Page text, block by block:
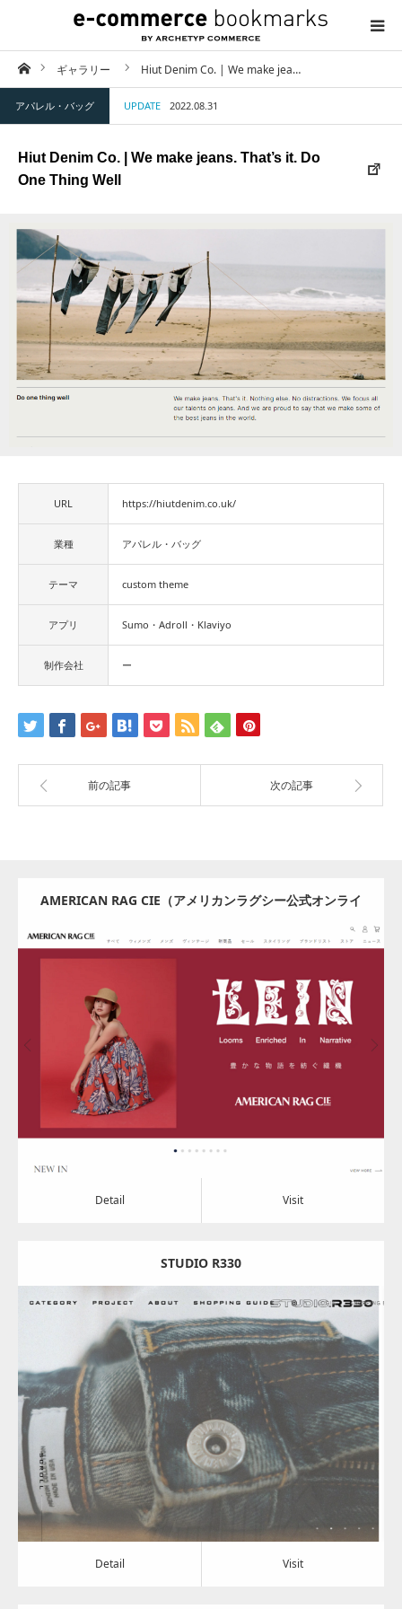
ホームギャラリー Hiut Denim Co. | We make jea…
アパレル・バッグ UPDATE 2022.08.31
Hiut Denim Co. | We make jeans. That’s it. Do
One Thing Well
URL https://hiutdenim.co.uk/
業種 アパレル・バッグ
テーマ custom theme
アプリ Sumo・Adroll・Klaviyo
制作会社 ー
前の記事 次の記事
AMERICAN RAG CIE（アメリカンラグシー公式オンライ
ンストア）
2024.08.08
アパレル・バッグ
Detail Visit
Detail Visit
STUDIO R330
Update: 2024.08.07
Category:アパレル・バッグ
Detail Visit
Detail Visit
TOP
ABOUT
CATEGORY